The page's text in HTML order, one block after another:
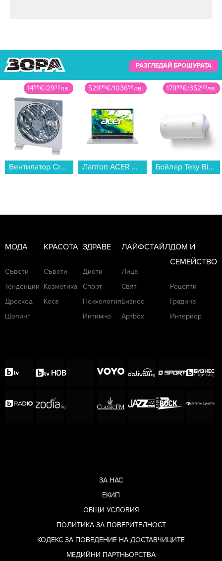
РАЗГЛЕДАЙ БРОШУРАТА
529 99€/103658лв.
Лаптоп ACER ASPIRE GO 15 AG15-72P-52ZJ NX.JSVEX.00T , 15.60 , 16 , 512GB SSD , Intel Core 5 120U (10 cores) , Intel Graphics , Без OS...
17999€/35203лв.
Бойлер Tesy Bilight GCH 80 44 30 B12 TSR , 3 , 80 , C , Хоризонтален...
9999€/19557лв.
Прахосмукачка Rowenta RO4B63EA...
МОДА
Съвети
Тенденции
Дрескод
Шопинг
КРАСОТА
Съвети
Козметика
Коса
ЗДРАВЕ
Диети
Спорт
Психология
Интимно
ЛАЙФСТАЙЛ
Лица
Свят
Бизнес
Артbox
ДОМ И
СЕМЕЙСТВО
Рецепти
Градина
Интериор
ЗА НАС
ЕКИП
ОБЩИ УСЛОВИЯ
ПОЛИТИКА ЗА ПОВЕРИТЕЛНОСТ
КОДЕКС ЗА ПОВЕДЕНИЕ НА ДОСТАВЧИЦИТЕ
МЕДИЙНИ ПАРТНЬОРСТВА